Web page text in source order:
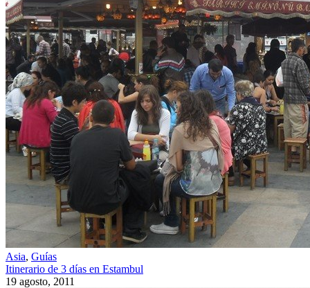
Asia, Guías
Itinerario de 3 días en Estambul
19 agosto, 2011